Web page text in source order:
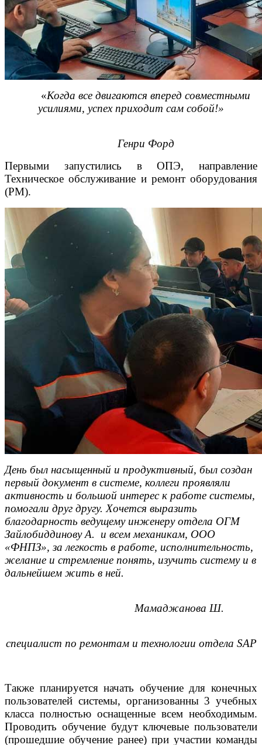
«Когда все двигаются вперед совместными
усилиями, успех приходит сам собой!»
Генри Форд
Первыми запустились в ОПЭ, направление
Техническое обслуживание и ремонт оборудования
(PM).
День был насыщенный и продуктивный, был создан
первый документ в системе, коллеги проявляли
активность и большой интерес к работе системы,
помогали друг другу. Хочется выразить
благодарность ведущему инженеру отдела ОГМ
Зайлобиддинову А. и всем механикам, ООО
«ФНПЗ», за легкость в работе, исполнительность,
желание и стремление понять, изучить систему и в
дальнейшем жить в ней.
Мамаджанова Ш.
специалист по ремонтам и технологии отдела SAP
Также планируется начать обучение для конечных
пользователей системы, организованны 3 учебных
класса полностью оснащенные всем необходимым.
Проводить обучение будут ключевые пользователи
(прошедшие обучение ранее) при участии команды